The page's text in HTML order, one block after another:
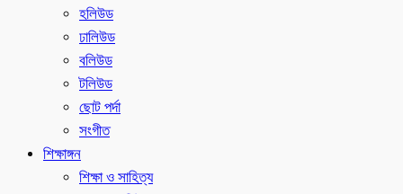
হলিউড
ঢালিউড
বলিউড
টলিউড
ছোট পর্দা
সংগীত
শিক্ষাঙ্গন
শিক্ষা ও সাহিত্য